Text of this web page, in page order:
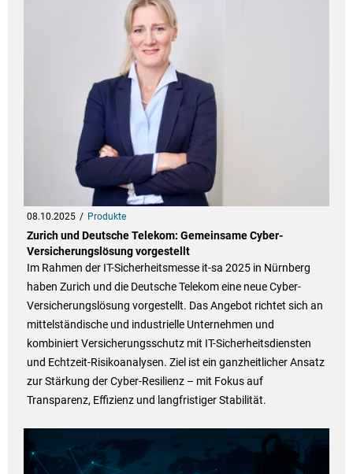
08.10.2025 Produkte
Zurich und Deutsche Telekom: Gemeinsame Cyber-
Versicherungslösung vorgestellt
Im Rahmen der IT-Sicherheitsmesse it-sa 2025 in Nürnberg
haben Zurich und die Deutsche Telekom eine neue Cyber-
Versicherungslösung vorgestellt. Das Angebot richtet sich an
mittelständische und industrielle Unternehmen und
kombiniert Versicherungsschutz mit IT-Sicherheitsdiensten
und Echtzeit-Risikoanalysen. Ziel ist ein ganzheitlicher Ansatz
zur Stärkung der Cyber-Resilienz – mit Fokus auf
Transparenz, Effizienz und langfristiger Stabilität.